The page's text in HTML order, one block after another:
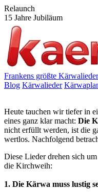
Relaunch
15 Jahre Jubiläum
Frankens größte
Blog Kärwalieder
Heute tauchen wir tiefer in
eines ganz klar macht: Die
nicht erfüllt werden, ist die
wertlos. Nachfolgend
Diese Lieder drehen sich
die Kirchweih:
1. Die Kärwa muss lustig